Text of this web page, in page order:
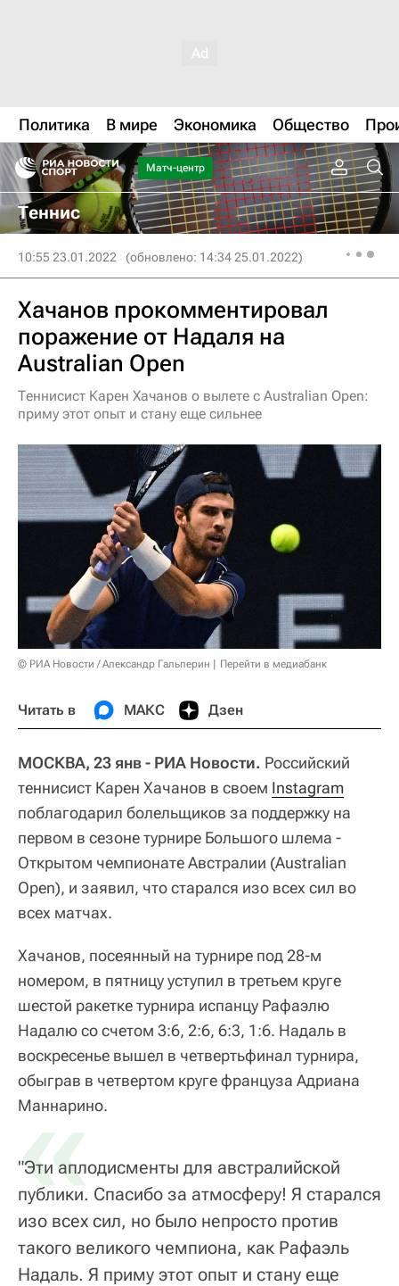
Политика В мире Экономика Общество
Матч-центр
Теннис
10:55 23.01.2022 (обновлено: 14:34 25.01.2022)
Хачанов прокомментировал
поражение от Надаля на
Australian Open
Теннисист Карен Хачанов о вылете с Australian Open:
приму этот опыт и стану еще сильнее
© РИА Новости / Александр Гальперин Перейти в медиабанк
Читать в МАКС Дзен
МОСКВА, 23 янв - РИА Новости. Российский
теннисист Карен Хачанов в своем Instagram
поблагодарил болельщиков за поддержку на
первом в сезоне турнире Большого шлема -
Открытом чемпионате Австралии (Australian
Open), и заявил, что старался изо всех сил во
всех матчах.
Хачанов, посеянный на турнире под 28-м
номером, в пятницу уступил в третьем круге
шестой ракетке турнира испанцу Рафаэлю
Надалю со счетом 3:6, 2:6, 6:3, 1:6. Надаль в
воскресенье вышел в четвертьфинал турнира,
обыграв в четвертом круге француза Адриана
Маннарино.
«
"Эти аплодисменты для австралийской
публики. Спасибо за атмосферу! Я старался
изо всех сил, но было непросто против
такого великого чемпиона, как Рафаэль
Надаль. Я приму этот опыт и стану еще